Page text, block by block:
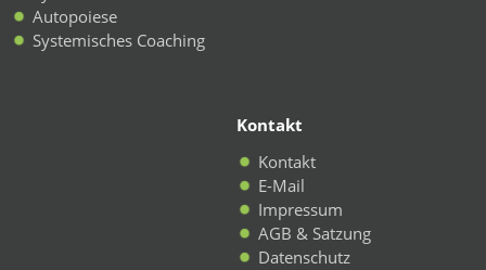
Autopoiese
Systemisches Coaching
Kontakt
Kontakt
E-Mail
Impressum
AGB & Satzung
Datenschutz